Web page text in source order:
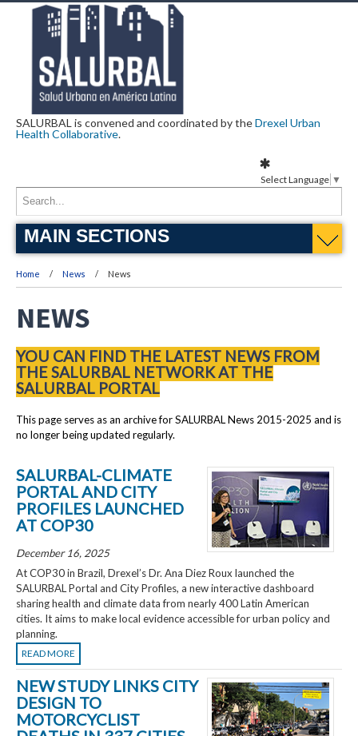
SALURBAL is convened and coordinated by theDrexel Urban
Health Collaborative.
MAIN SECTIONS
Home News News
NEWS
YOU CAN FIND THE LATEST NEWS FROM
THE SALURBAL NETWORK AT THE
SALURBAL PORTAL
This page serves as an archive for SALURBAL News 2015-2025 and is
no longer being updated regularly.
SALURBAL-CLIMATE
PORTAL AND CITY
PROFILES LAUNCHED
AT COP30
December 16, 2025
At COP30 in Brazil, Drexel’s Dr. Ana Diez Roux launched the
SALURBAL Portal and City Profiles, a new interactive dashboard
sharing health and climate data from nearly 400 Latin American
cities. It aims to make local evidence accessible for urban policy and
planning.
READ MORE
NEW STUDY LINKS CITY
DESIGN TO
MOTORCYCLIST
Select Language ▼